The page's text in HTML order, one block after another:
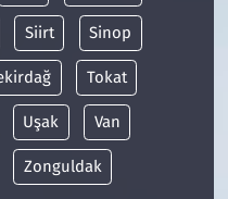
Siirt Sinop
Tokat
Uşak Van
Zonguldak